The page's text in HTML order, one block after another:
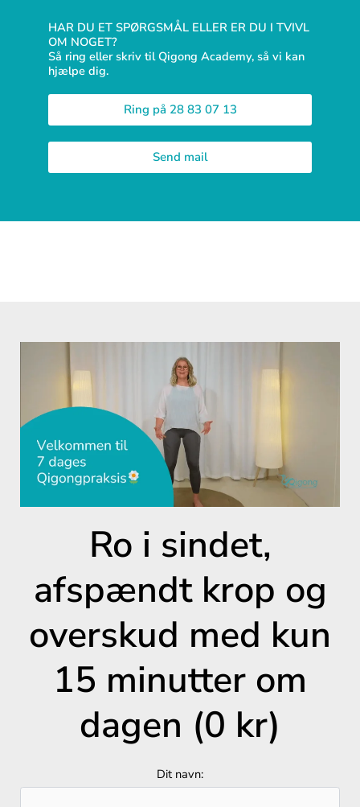
HAR DU ET SPØRGSMÅL ELLER ER DU I TVIVL
OM NOGET?
Så ring eller skriv til Qigong Academy, så vi kan
hjælpe dig.
Ring på 28 83 07 13
Send mail
Ro i sindet,
afspændt krop og
overskud med kun
15 minutter om
dagen (0 kr)
Dit navn: